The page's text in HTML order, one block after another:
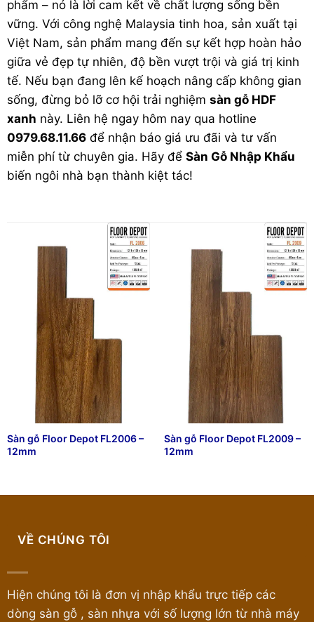
phẩm – nó là lời cam kết về chất lượng sống bền
vững. Với công nghệ Malaysia tinh hoa, sản xuất tại
Việt Nam, sản phẩm mang đến sự kết hợp hoàn hảo
giữa vẻ đẹp tự nhiên, độ bền vượt trội và giá trị kinh
tế. Nếu bạn đang lên kế hoạch nâng cấp không gian
sống, đừng bỏ lỡ cơ hội trải nghiệm sàn gỗ HDF
xanh này. Liên hệ ngay hôm nay qua hotline
0979.68.11.66 để nhận báo giá ưu đãi và tư vấn
miễn phí từ chuyên gia. Hãy để Sàn Gỗ Nhập Khẩu
biến ngôi nhà bạn thành kiệt tác!
Sàn gỗ Floor Depot FL2006 –
12mm
Sàn gỗ Floor Depot FL2009 –
12mm
VỀ CHÚNG TÔI
Hiện chúng tôi là đơn vị nhập khẩu trực tiếp các
dòng sàn gỗ , sàn nhựa với số lượng lớn từ nhà máy